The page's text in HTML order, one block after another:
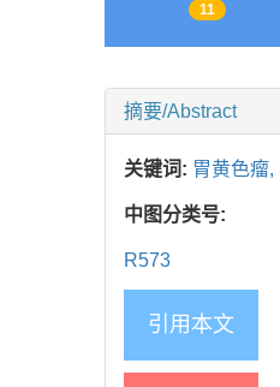
11
摘要/Abstract
关键词: 胃黄色瘤,
中图分类号:
R573
引用本文